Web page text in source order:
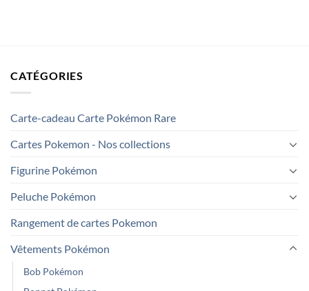
CATÉGORIES
Carte-cadeau Carte Pokémon Rare
Cartes Pokemon - Nos collections
Figurine Pokémon
Peluche Pokémon
Rangement de cartes Pokemon
Vêtements Pokémon
Bob Pokémon